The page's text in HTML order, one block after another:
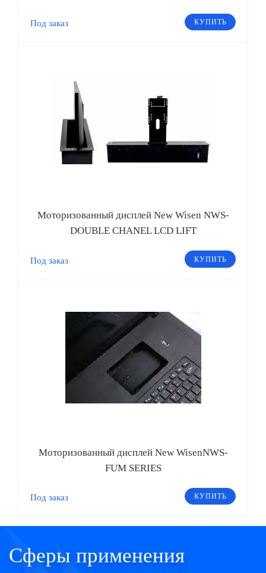
Под заказ КУПИТЬ
Моторизованный дисплей New Wisen NWS-
DOUBLE CHANEL LCD LIFT
Под заказ КУПИТЬ
Моторизованный дисплей New WisenNWS-
FUM SERIES
Под заказ КУПИТЬ
Сферы применения